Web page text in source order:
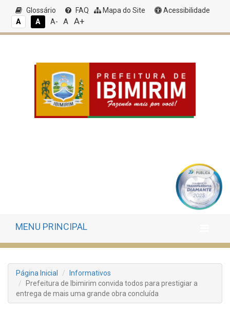
Glossário FAQ Mapa do Site
Acessibilidade
A
A A- A A+
MENU PRINCIPAL
Página Inicial
Informativos
Prefeitura de Ibimirim convida todos para prestigiar a
entrega de mais uma grande obra concluída